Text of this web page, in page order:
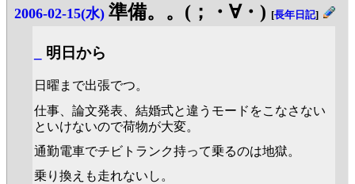
2006-02-15(水) 準備。。(；・∀・) [長年日記]
明日から
日曜まで出張でつ。
仕事、論文発表、結婚式と違うモードをこなさない
といけないので荷物が大変。
通勤電車でチビトランク持って乗るのは地獄。
乗り換えも走れないし。